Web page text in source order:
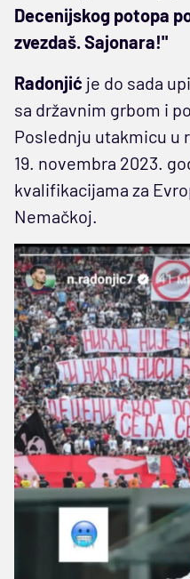
Decenijskog potopa
zvezdaš. Sajonara!"
Radonjić je do sada
sa državnim grbom i
Poslednju utakmicu u
19. novembra 2023.
kvalifikacijama za
Nemačkoj.